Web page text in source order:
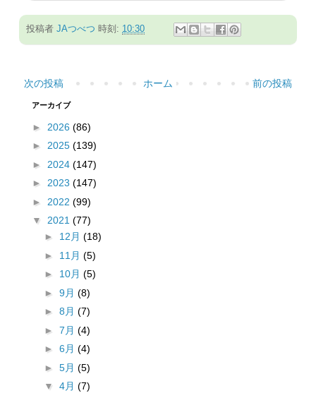
投稿者 JAつべつ 時刻: 10:30
次の投稿 前の投稿
ホーム
アーカイブ
► 2026 (86)
► 2025 (139)
► 2024 (147)
► 2023 (147)
► 2022 (99)
▼ 2021 (77)
► 12月 (18)
► 11月 (5)
► 10月 (5)
► 9月 (8)
► 8月 (7)
► 7月 (4)
► 6月 (4)
► 5月 (5)
▼ 4月 (7)